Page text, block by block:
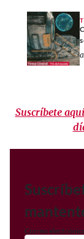
Suscríbete
Correo